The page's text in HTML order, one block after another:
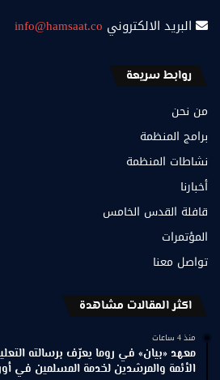
البريد الالكتروني info@hamsaat.co
روابط سريعة
من نحن
برامج المنظمة
نشاطات المنظمة
أخبارنا
قافلة القدس الخامس
المؤتمرات
تواصل معنا
اكثر المقالات مشاهدة
منذ 4 ساعات
معهد «بيان» في روما يعرّف برسالته
الأئمة والمرشدين لخدمة المسلمين في